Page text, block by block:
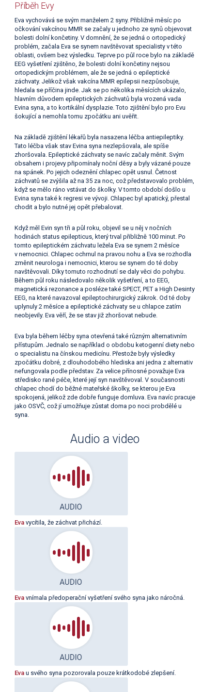
Příběh Evy
Eva vychovává se svým manželem 2 syny. Přibližně měsíc po
očkování vakcínou MMR se začaly u jednoho ze synů objevovat
bolesti dolní končetiny. V domnění, že se jedná o ortopedický
problém, začala Eva se synem navštěvovat specialisty v této
oblasti, ovšem bez výsledku. Teprve po půl roce bylo na základě
EEG vyšetření zjištěno, že bolesti dolní končetiny nejsou
ortopedickým problémem, ale že se jedná o epileptické
záchvaty. Jelikož však vakcína MMR epilepsii nezpůsobuje,
hledala se příčina jinde. Jak se po několika měsících ukázalo,
hlavním důvodem epileptických záchvatů byla vrozená vada
Evina syna, a to kortikální dysplazie. Toto zjištění bylo pro Evu
šokující a nemohla tomu zpočátku ani uvěřit.
Na základě zjištění lékařů byla nasazena léčba antiepileptiky.
Tato léčba však stav Evina syna nezlepšovala, ale spíše
zhoršovala. Epileptické záchvaty se navíc začaly měnit. Svým
obsahem i projevy připomínaly noční děsy a byly vázané pouze
na spánek. Po jejich odeznění chlapec opět usnul. Četnost
záchvatů se zvýšila až na 35 za noc, což představovalo problém,
když se mělo ráno vstávat do školky. V tomto období došlo u
Evina syna také k regresi ve vývoji. Chlapec byl apatický, přestal
chodit a bylo nutné jej opět přebalovat.
Když měl Evin syn tři a půl roku, objevil se u něj v nočních
hodinách status epilepticus, který trval přibližně 100 minut. Po
tomto epileptickém záchvatu ležela Eva se synem 2 měsíce
v nemocnici. Chlapec ochrnul na pravou nohu a Eva se rozhodla
změnit neurologa i nemocnici, kterou se synem do té doby
navštěvovali. Díky tomuto rozhodnutí se daly věci do pohybu.
Během půl roku následovalo několik vyšetření, a to EEG,
magnetická rezonance a posléze také SPECT, PET a High Desinty
EEG, na které navazoval epileptochirurgický zákrok. Od té doby
uplynuly 2 měsíce a epileptické záchvaty se u chlapce zatím
neobjevily. Eva věří, že se stav již zhoršovat nebude.
Eva byla během léčby syna otevřená také různým alternativním
přístupům. Jednalo se například o obdobu ketogenní diety nebo
o specialistu na čínskou medicínu. Přestože byly výsledky
zpočátku dobré, z dlouhodobého hlediska ani jedna z alternativ
nefungovala podle představ. Za velice přínosné považuje Eva
středisko rané péče, které její syn navštěvoval. V současnosti
chlapec chodí do běžné mateřské školky, se kterou je Eva
spokojená, jelikož zde dobře funguje domluva. Eva navíc pracuje
jako OSVČ, což jí umožňuje zůstat doma po noci probdělé u
syna.
Audio a video
Eva vycítila, že záchvat přichází.
Eva vnímala předoperační vyšetření svého syna jako náročná.
Eva u svého syna pozorovala pouze krátkodobé zlepšení.